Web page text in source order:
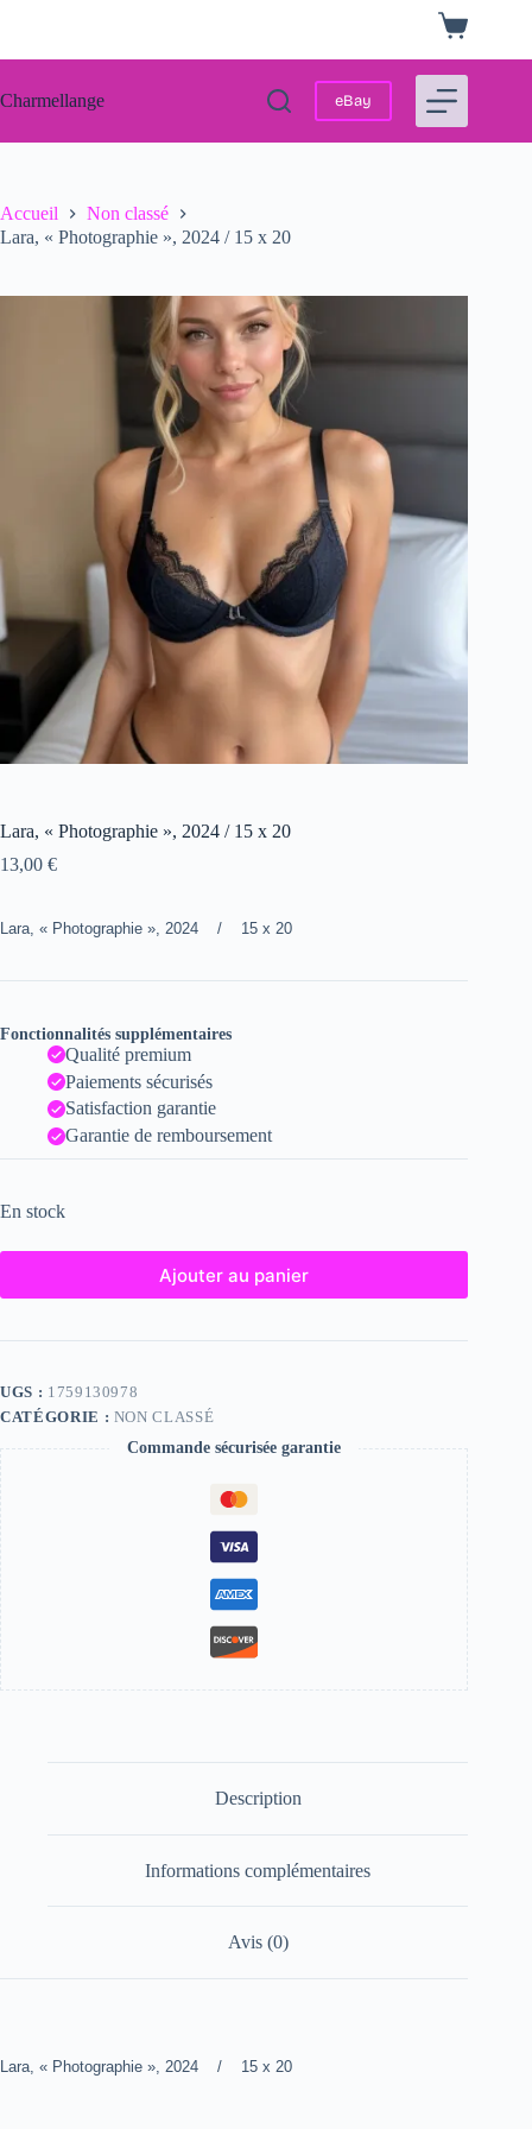
Panier
d’achat
Charmellange eBay
Accueil
Non classé
Lara, « Photographie », 2024 / 15 x 20
Lara, « Photographie », 2024 / 15 x 20
13,00 €
Lara, « Photographie », 2024 / 15 x 20
Fonctionnalités supplémentaires
Qualité premium
Paiements sécurisés
Satisfaction garantie
Garantie de remboursement
En stock
Ajouter au panier
UGS : 1759130978
CATÉGORIE : NON CLASSÉ
Commande sécurisée garantie
Description
Informations complémentaires
Avis (0)
Lara, « Photographie », 2024 / 15 x 20